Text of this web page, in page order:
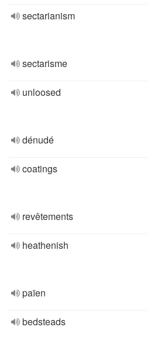
sectarianism
sectarisme
unloosed
dénudé
coatings
revêtements
heathenish
païen
bedsteads